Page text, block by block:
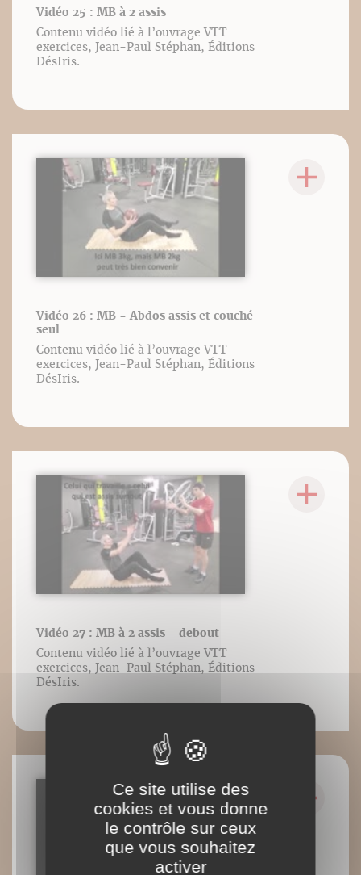
Vidéo 25 : MB à 2 assis
Contenu vidéo lié à l’ouvrage VTT
exercices, Jean-Paul Stéphan, Éditions
DésIris.
Vidéo 26 : MB - Abdos assis et couché
seul
Contenu vidéo lié à l’ouvrage VTT
exercices, Jean-Paul Stéphan, Éditions
DésIris.
Vidéo 27 : MB à 2 assis - debout
Contenu vidéo lié à l’ouvrage VTT
exercices, Jean-Paul Stéphan, Éditions
DésIris.
Ce site utilise des
cookies et vous donne
le contrôle sur ceux
que vous souhaitez
activer